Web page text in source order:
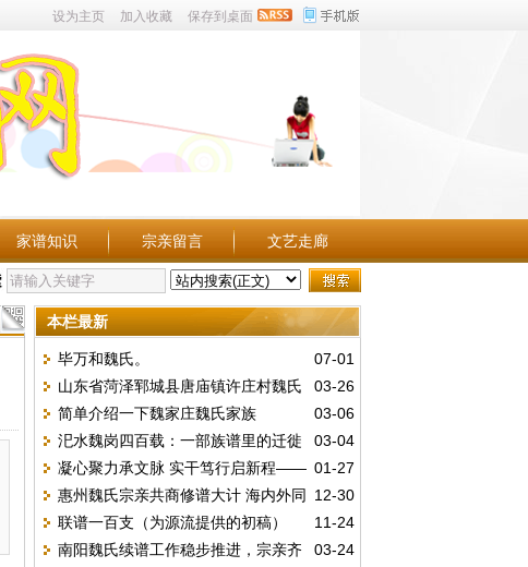
设为主页 加入收藏 保存到桌面
家谱知识 宗亲留言 文艺走廊
本栏最新
07-01
毕万和魏氏。
03-26
山东省菏泽郓城县唐庙镇许庄村魏氏
03-06
简单介绍一下魏家庄魏氏家族
03-04
汜水魏岗四百载：一部族谱里的迁徙
史与家国情
01-27
凝心聚力承文脉 实干笃行启新程——
兰州市魏氏文化研究会第三届二次理事（扩
大）会议暨新春团拜会圆满举行
12-30
惠州魏氏宗亲共商修谱大计 海内外同
心赓续家族血脉
11-24
联谱一百支（为源流提供的初稿）
03-24
南阳魏氏续谱工作稳步推进，宗亲齐